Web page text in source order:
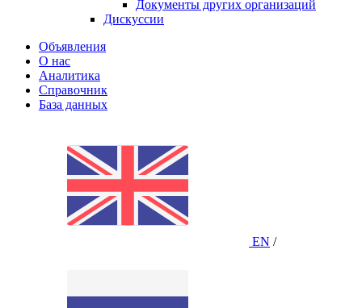
Документы других организаций
Дискуссии
Объявления
О нас
Аналитика
Справочник
База данных
EN /